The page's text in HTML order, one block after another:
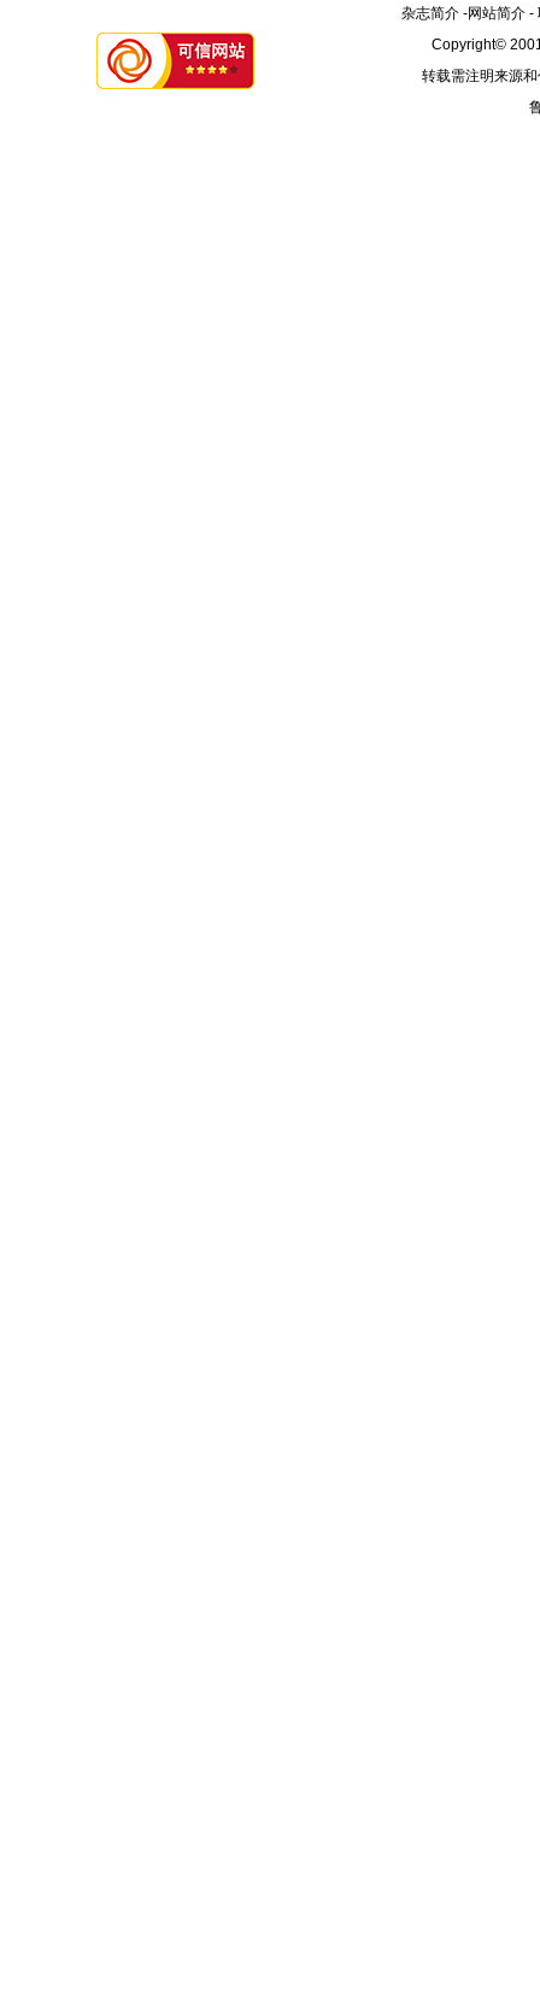
杂志简介-网站简介-
Copyright©
转载需注明来源